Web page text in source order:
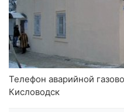
Телефон аварийной
Кисловодск